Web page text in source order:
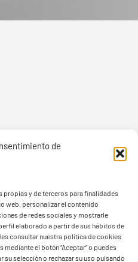
de
propias y de terceros para finalidades
web, personalizar el contenido
de redes sociales y mostrarle
elaborado a partir de sus hábitos de
consultar nuestra política de cookies
el botón “Aceptar” o puedes
selección o rechazar su uso pulsando